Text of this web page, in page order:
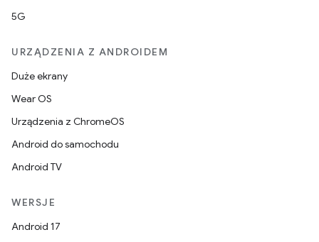
5G
URZĄDZENIA Z ANDROIDEM
Duże ekrany
Wear OS
Urządzenia z ChromeOS
Android do samochodu
Android TV
WERSJE
Android 17